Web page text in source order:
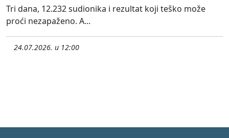
Tri dana, 12.232 sudionika i rezultat koji teško može
proći nezapaženo. A...
24.07.2026. u 12:00